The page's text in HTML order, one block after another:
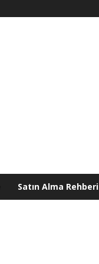
Satın Alma Rehberi